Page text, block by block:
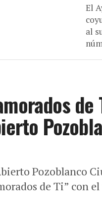
El
al
Pozoblanco
de Ti” con